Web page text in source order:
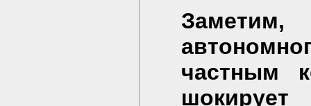
частным
шокирует